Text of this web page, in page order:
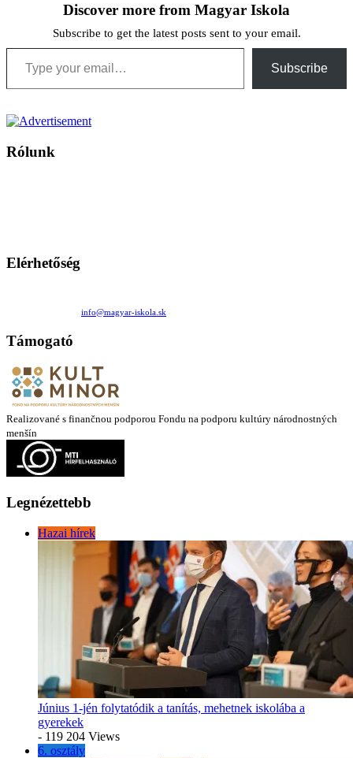
Discover more from Magyar Iskola
Subscribe to get the latest posts sent to your email.
Type your email…
Subscribe
Rólunk
Elérhetőség
info@magyar-iskola.sk
Támogató
Realizované s finančnou podporou Fondu na podporu kultúry národnostných
menšín
Legnézettebb
Hazai hírek
Június 1-jén folytatódik a tanítás, mehetnek iskolába a
gyerekek
- 119 204 Views
6. osztály